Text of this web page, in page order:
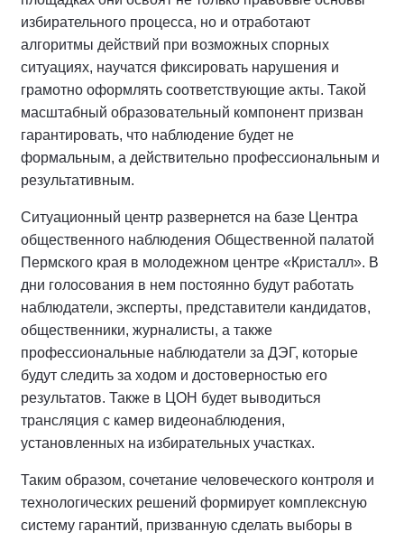
избирательного процесса, но и отработают
алгоритмы действий при возможных спорных
ситуациях, научатся фиксировать нарушения и
грамотно оформлять соответствующие акты. Такой
масштабный образовательный компонент призван
гарантировать, что наблюдение будет не
формальным, а действительно профессиональным и
результативным.
Ситуационный центр развернется на базе Центра
общественного наблюдения Общественной палатой
Пермского края в молодежном центре «Кристалл». В
дни голосования в нем постоянно будут работать
наблюдатели, эксперты, представители кандидатов,
общественники, журналисты, а также
профессиональные наблюдатели за ДЭГ, которые
будут следить за ходом и достоверностью его
результатов. Также в ЦОН будет выводиться
трансляция с камер видеонаблюдения,
установленных на избирательных участках.
Таким образом, сочетание человеческого контроля и
технологических решений формирует комплексную
систему гарантий, призванную сделать выборы в